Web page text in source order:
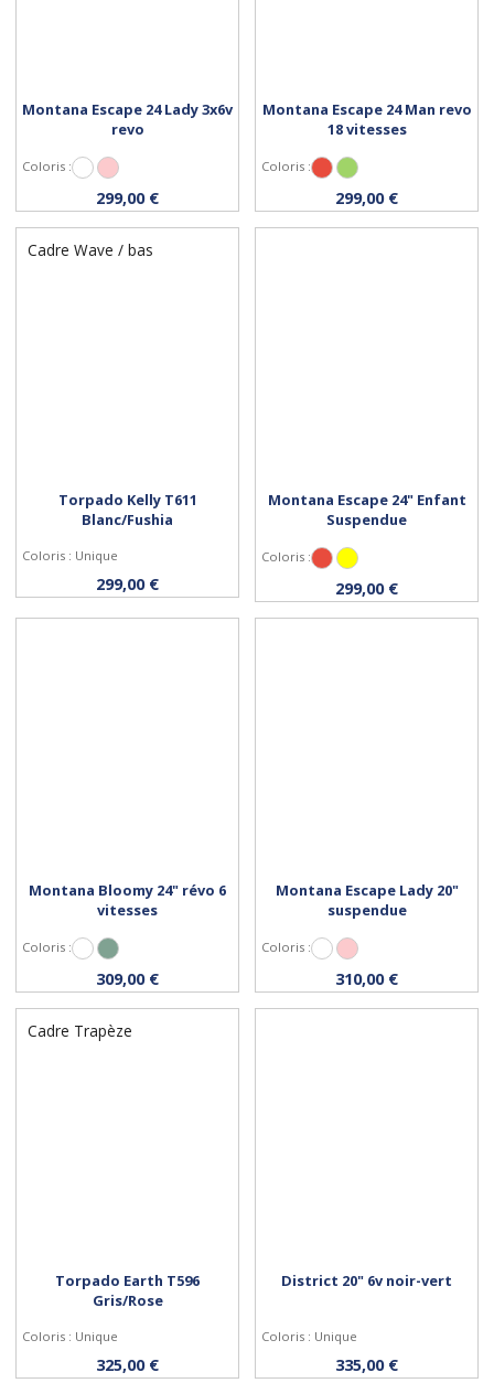
Personnaliser
Montana Escape 24 Lady 3x6v
revo
Coloris :
299,00 € Personnaliser
Montana Escape 24 Man revo
18 vitesses
Coloris : Rouge Vert
299,00 €
Cadre Wave / bas
Acheter
Torpado Kelly T611
Blanc/Fushia
Coloris : Unique
299,00 € Personnaliser
Montana Escape 24" Enfant
Suspendue
Coloris : Rouge Jaune
299,00 €
Personnaliser
Montana Bloomy 24" révo 6
vitesses
Coloris : Blanc Vert Pastel
309,00 € Personnaliser
Montana Escape Lady 20"
suspendue
Coloris :
310,00 €
Cadre Trapèze
Personnaliser
Torpado Earth T596
Gris/Rose
Coloris : Unique
325,00 € Acheter
District 20" 6v noir-vert
Coloris : Unique
335,00 €